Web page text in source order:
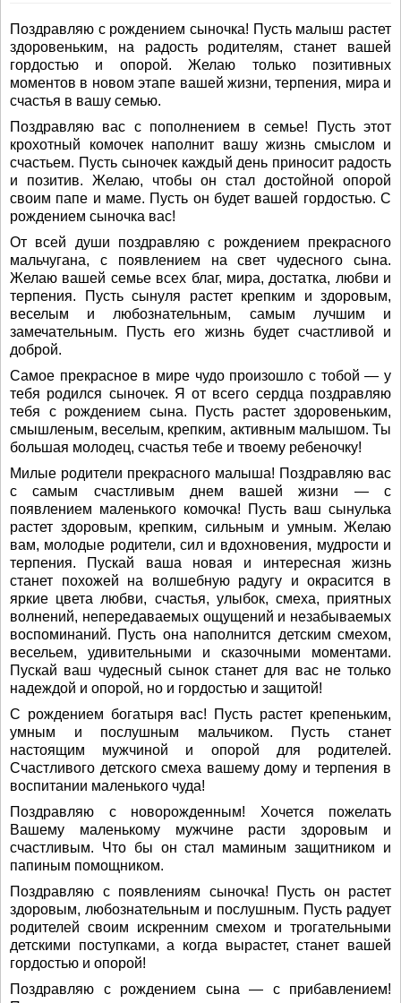
Поздравляю с рождением сыночка! Пусть малыш растет
здоровеньким, на радость родителям, станет вашей
гордостью и опорой. Желаю только позитивных
моментов в новом этапе вашей жизни, терпения, мира и
счастья в вашу семью.
Поздравляю вас с пополнением в семье! Пусть этот
крохотный комочек наполнит вашу жизнь смыслом и
счастьем. Пусть сыночек каждый день приносит радость
и позитив. Желаю, чтобы он стал достойной опорой
своим папе и маме. Пусть он будет вашей гордостью. С
рождением сыночка вас!
От всей души поздравляю с рождением прекрасного
мальчугана, с появлением на свет чудесного сына.
Желаю вашей семье всех благ, мира, достатка, любви и
терпения. Пусть сынуля растет крепким и здоровым,
веселым и любознательным, самым лучшим и
замечательным. Пусть его жизнь будет счастливой и
доброй.
Самое прекрасное в мире чудо произошло с тобой — у
тебя родился сыночек. Я от всего сердца поздравляю
тебя с рождением сына. Пусть растет здоровеньким,
смышленым, веселым, крепким, активным малышом. Ты
большая молодец, счастья тебе и твоему ребеночку!
Милые родители прекрасного малыша! Поздравляю вас
с самым счастливым днем вашей жизни — с
появлением маленького комочка! Пусть ваш сынулька
растет здоровым, крепким, сильным и умным. Желаю
вам, молодые родители, сил и вдохновения, мудрости и
терпения. Пускай ваша новая и интересная жизнь
станет похожей на волшебную радугу и окрасится в
яркие цвета любви, счастья, улыбок, смеха, приятных
волнений, непередаваемых ощущений и незабываемых
воспоминаний. Пусть она наполнится детским смехом,
весельем, удивительными и сказочными моментами.
Пускай ваш чудесный сынок станет для вас не только
надеждой и опорой, но и гордостью и защитой!
С рождением богатыря вас! Пусть растет крепеньким,
умным и послушным мальчиком. Пусть станет
настоящим мужчиной и опорой для родителей.
Счастливого детского смеха вашему дому и терпения в
воспитании маленького чуда!
Поздравляю с новорожденным! Хочется пожелать
Вашему маленькому мужчине расти здоровым и
счастливым. Что бы он стал маминым защитником и
папиным помощником.
Поздравляю с появлениям сыночка! Пусть он растет
здоровым, любознательным и послушным. Пусть радует
родителей своим искренним смехом и трогательными
детскими поступками, а когда вырастет, станет вашей
гордостью и опорой!
Поздравляю с рождением сына — с прибавлением!